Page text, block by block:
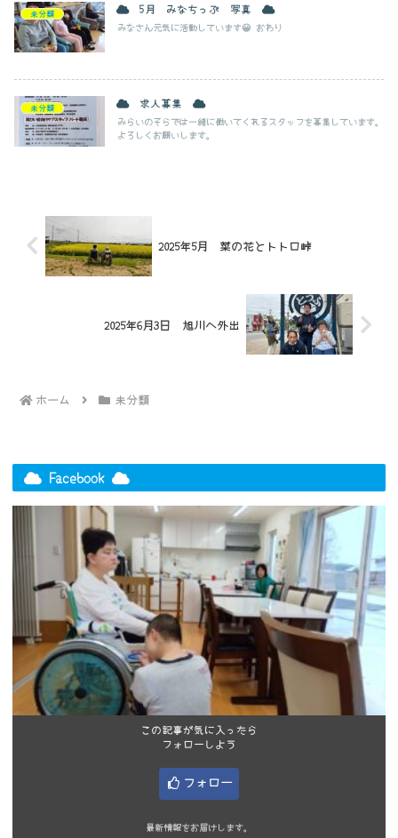
未分類 5月 みなちっぷ 写真
みなさん元気に活動しています😀 おわり
未分類 求人募集
みらいのそらでは一緒に働いてくれるスタッフを募集しています。
よろしくお願いします。
2025年5月 菜の花とトトロ峠
2025年6月3日 旭川へ外出
ホーム 未分類
Facebook
この記事が気に入ったら
フォローしよう
フォロー
最新情報をお届けします。